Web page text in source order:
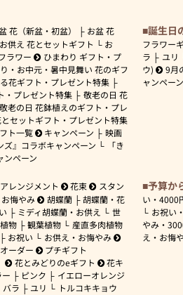
花（新盆・初盆）
お盆 花
供え 花とセットギフト
お
ラワー
ひまわり ギフト・プ
・お中元・暑中見舞い 花のギフ
花ギフト・プレゼント特集
・プレゼント特集
敬老の日 花
敬老の日 花鉢植えのギフト・プレ
セットギフト・プレゼント特集
ト一覧
キャンペーン
映画
ズ』コラボキャンペーン
「き
ンペーン
誕生日
フラワー
ラ
ユリ
ウ)
9月
ャンペーン
アレンジメント 花束
スタン
悔やみ 胡蝶蘭
胡蝶蘭・花
ミディ胡蝶蘭・お供え
世
物 観葉植物
産直多肉植物
お祝い
お供え・お悔やみ
ーダー
プチギフト
花とみどりのeギフト
花キ
ピンク
イエローオレンジ
バラ ユリ トルコキキョウ
予算か
い・ 4000
お祝い・
やみ・
え・お悔